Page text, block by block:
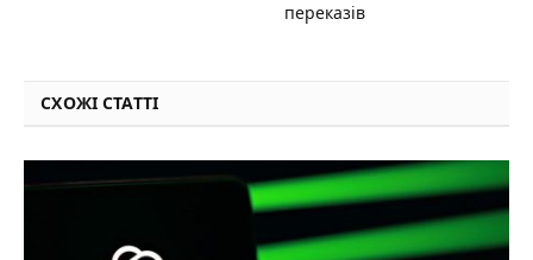
переказів
СХОЖІ СТАТТІ